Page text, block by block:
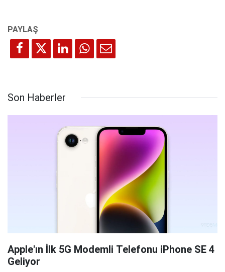
Son Haberler
Apple'ın İlk 5G Modemli Telefonu iPhone SE 4
Geliyor